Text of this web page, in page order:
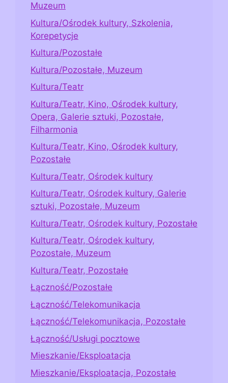
Muzeum
Kultura/Ośrodek kultury, Szkolenia,
Korepetycje
Kultura/Pozostałe
Kultura/Pozostałe, Muzeum
Kultura/Teatr
Kultura/Teatr, Kino, Ośrodek kultury,
Opera, Galerie sztuki, Pozostałe,
Filharmonia
Kultura/Teatr, Kino, Ośrodek kultury,
Pozostałe
Kultura/Teatr, Ośrodek kultury
Kultura/Teatr, Ośrodek kultury, Galerie
sztuki, Pozostałe, Muzeum
Kultura/Teatr, Ośrodek kultury, Pozostałe
Kultura/Teatr, Ośrodek kultury,
Pozostałe, Muzeum
Kultura/Teatr, Pozostałe
Łączność/Pozostałe
Łączność/Telekomunikacja
Łączność/Telekomunikacja, Pozostałe
Łączność/Usługi pocztowe
Mieszkanie/Eksploatacja
Mieszkanie/Eksploatacja, Pozostałe